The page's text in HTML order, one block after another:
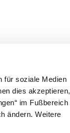
für soziale Medien
dies akzeptieren,
im Fußbereich
ändern. Weitere